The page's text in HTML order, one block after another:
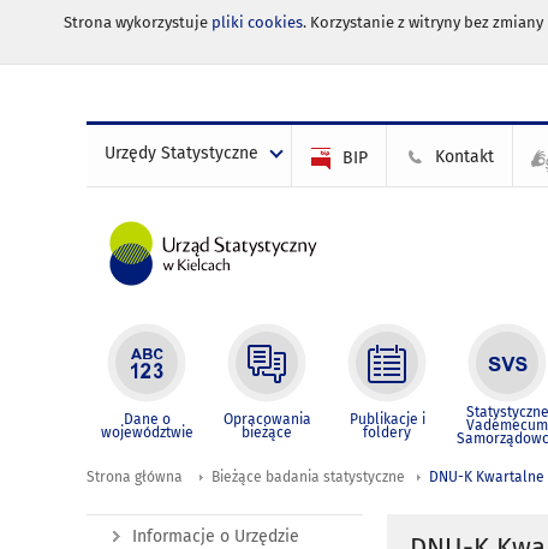
Strona wykorzystuje pliki cookies. Korzystanie z witryny bez
Urzędy Statystyczne BIP Kontakt
Dane o
województwie
Opracowania
bieżące
Publikacje i
foldery
Statystyczne
Vademecum
Strona główna Bieżące badania statystyczne DNU-K
Informacje o Urzędzie